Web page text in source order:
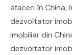
afaceri în China,
dezvoltator
imobiliar din
dezvoltator